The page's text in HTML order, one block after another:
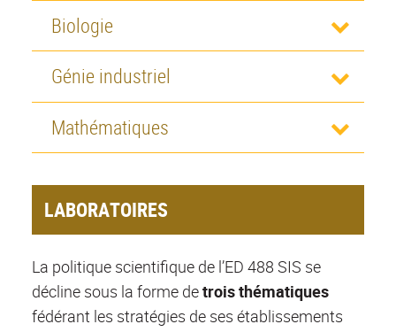
Biologie
Génie industriel
Mathématiques
LABORATOIRES
La politique scientifique de l’ED 488 SIS se
décline sous la forme detrois thématiques
fédérant les stratégies de ses établissements